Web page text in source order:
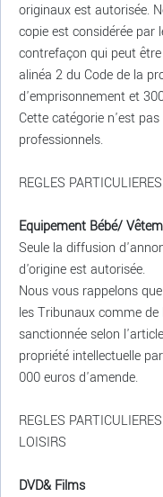
originaux est autorisée.
copie est considérée par
contrefaçon qui peut
alinéa 2 du Code de la
d'emprisonnement et
Cette catégorie n'est
professionnels.
REGLES
Equipement Bébé/
Seule la diffusion
d'origine est autorisée.
Nous vous rappelons
les Tribunaux comme
sanctionnée selon
propriété intellectuelle
000 euros d'amende.
REGLES
LOISIRS
DVD& Films